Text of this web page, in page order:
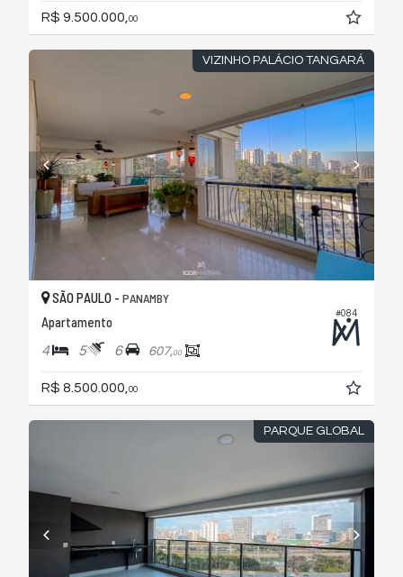
R$ 9.500.000, 00
VIZINHO PALÁCIO TANGARÁ
#084
SÃO PAULO - PANAMBY
Apartamento
4 5 6 607,00
R$ 8.500.000, 00
PARQUE GLOBAL